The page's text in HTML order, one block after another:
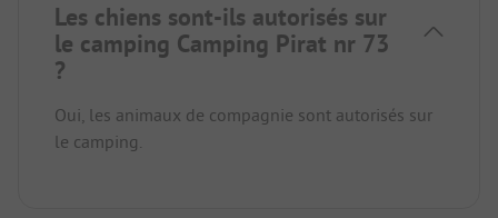
Les chiens sont-ils autorisés sur
le camping Camping Pirat nr 73
?
Oui, les animaux de compagnie sont autorisés sur
le camping.